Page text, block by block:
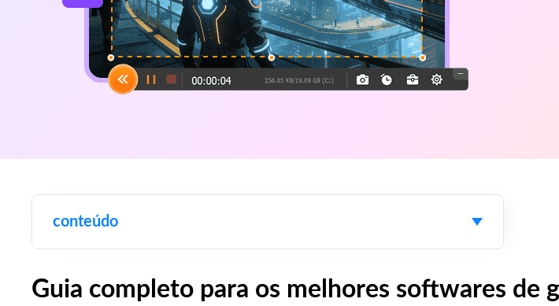
conteúdo
Guia completo para os melhores softwares de